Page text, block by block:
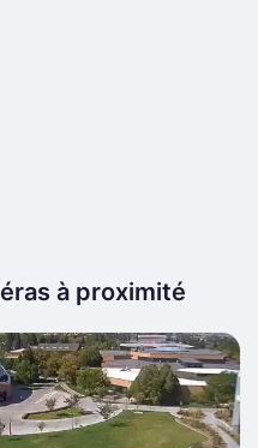
à proximité